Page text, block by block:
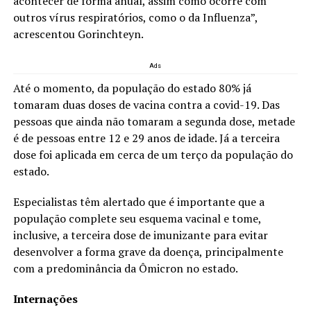
outros vírus respiratórios, como o da Influenza”,
acrescentou Gorinchteyn.
Ads
Até o momento, da população do estado 80% já
tomaram duas doses de vacina contra a covid-19. Das
pessoas que ainda não tomaram a segunda dose, metade
é de pessoas entre 12 e 29 anos de idade. Já a terceira
dose foi aplicada em cerca de um terço da população do
estado.
Especialistas têm alertado que é importante que a
população complete seu esquema vacinal e tome,
inclusive, a terceira dose de imunizante para evitar
desenvolver a forma grave da doença, principalmente
com a predominância da Ômicron no estado.
Internações